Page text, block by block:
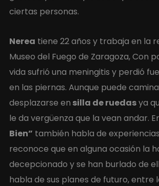
ciertas personas.
Nerea tiene 22 años y trabaja en la
Museo del Fuego de Zaragoza, Con
vida sufrió una meningitis y perdió
en las piernas. Aunque puede
desplazarse en silla de ruedasya
le da vergüenza que la vean andar.
Bien” también habla de
reconoce que en alguna ocasión la
decepcionado y se han burlado de
habla de sus planes de futuro, entre